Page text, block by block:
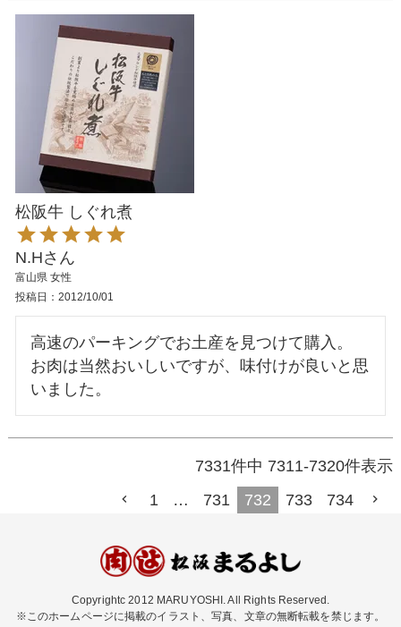
松阪牛 しぐれ煮
N.H
富山県 女性
投稿日
2012/10/01
高速のパーキングでお土産を見つけて購入。
お肉は当然おいしいですが、味付けが良いと思
7331件中 7311-7320件表示
1
… 731 732 733 734
Copyrightc 2012 MARUYOSHI. All Rights Reserved.
※このホームページに掲載のイラスト、写真、文章の無断転載を禁じます。